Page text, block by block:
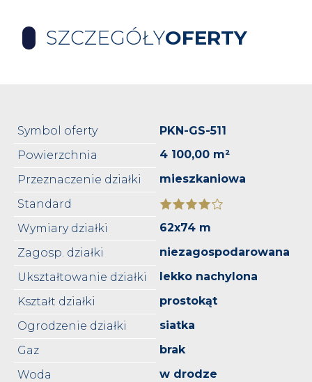
SZCZEGÓŁYOFERTY
Symbol oferty
PKN-GS-511
Powierzchnia
4 100,00 m²
Przeznaczenie działki
mieszkaniowa
Standard
Wymiary działki
62x74 m
Zagosp. działki
niezagospodarowana
Ukształtowanie działki
lekko nachylona
Kształt działki
prostokąt
Ogrodzenie działki
siatka
Gaz
brak
Woda
w drodze